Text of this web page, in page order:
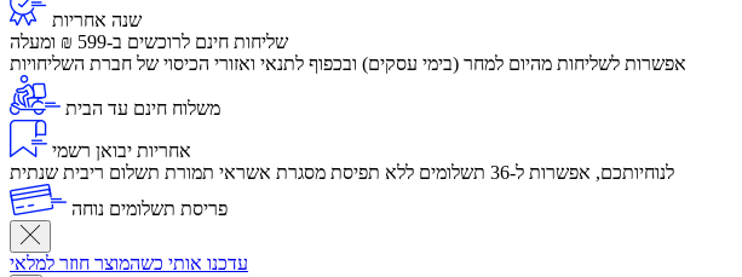
שנה אחריות
שליחות חינם לרוכשים ב-599 ₪ ומעלה
​אפשרות לשליחות מהיום למחר (בימי עסקים) ובכפוף לתנאי ואזורי הכיסוי של חברת השליחויות
משלוח חינם עד הבית
אחריות יבואן רשמי
לנוחיותכם, אפשרות ל-36 תשלומים ללא תפיסת מסגרת אשראי תמורת תשלום ריבית שנתית
פריסת תשלומים נוחה
עדכנו אותי כשהמוצר חוזר למלאי